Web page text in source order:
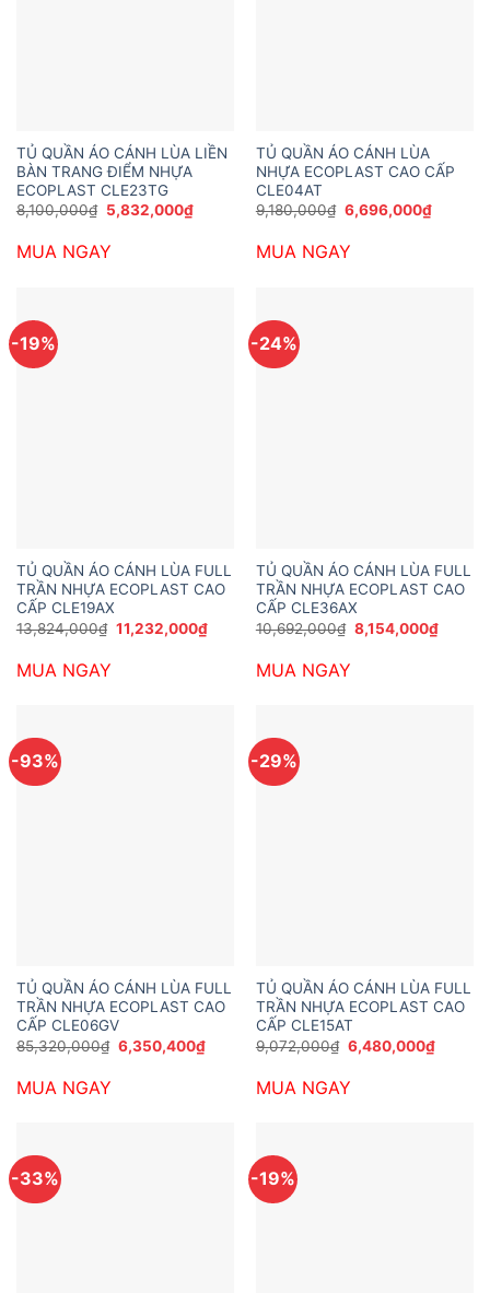
TỦ QUẦN ÁO CÁNH LÙA LIỀN
BÀN TRANG ĐIỂM NHỰA
ECOPLAST CLE23TG
8,100,000₫ Giá
gốc
8,100,000₫.
5,832,000₫Giá
hiện
MUA NGAY
TỦ QUẦN ÁO CÁNH LÙA
NHỰA ECOPLAST CAO CẤP
CLE04AT
9,180,000₫ Giá
gốc
9,180,000₫.
6,696,000₫Giá
hiện
MUA NGAY
-19%
TỦ QUẦN ÁO CÁNH LÙA FULL
TRẦN NHỰA ECOPLAST CAO
CẤP CLE19AX
13,824,000₫ Giá
gốc
11,232,000₫Giá
hiện
11,232,000₫.
MUA NGAY
-24%
TỦ QUẦN ÁO CÁNH LÙA FULL
TRẦN NHỰA ECOPLAST CAO
CẤP CLE36AX
10,692,000₫ Giá
gốc
8,154,000₫Giá
hiện
MUA NGAY
-93%
TỦ QUẦN ÁO CÁNH LÙA FULL
TRẦN NHỰA ECOPLAST CAO
CẤP CLE06GV
85,320,000₫ Giá
gốc
6,350,400₫Giá
hiện
MUA NGAY
-29%
TỦ QUẦN ÁO CÁNH LÙA FULL
TRẦN NHỰA ECOPLAST CAO
CẤP CLE15AT
9,072,000₫ Giá
gốc
9,072,000₫.
6,480,000₫Giá
hiện
MUA NGAY
-33% -19%